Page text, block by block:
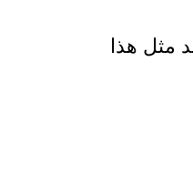
مثل هذا